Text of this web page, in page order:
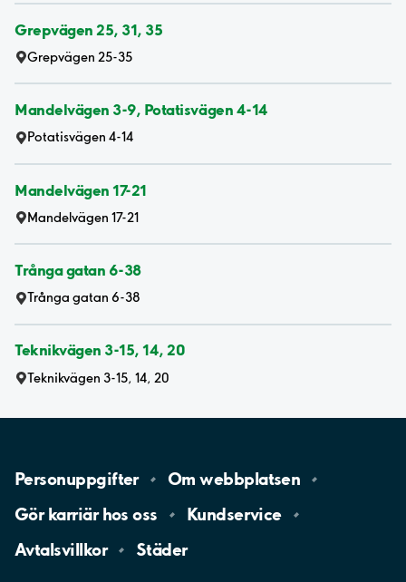
Grepvägen 25, 31, 35
Grepvägen 25-35
Mandelvägen 3-9, Potatisvägen 4-14
Potatisvägen 4-14
Mandelvägen 17-21
Mandelvägen 17-21
Trånga gatan 6-38
Trånga gatan 6-38
Teknikvägen 3-15, 14, 20
Teknikvägen 3-15, 14, 20
Personuppgifter Omwebbplatsen
Gör karriär hososs
Kundservice
Avtalsvillkor
Städer